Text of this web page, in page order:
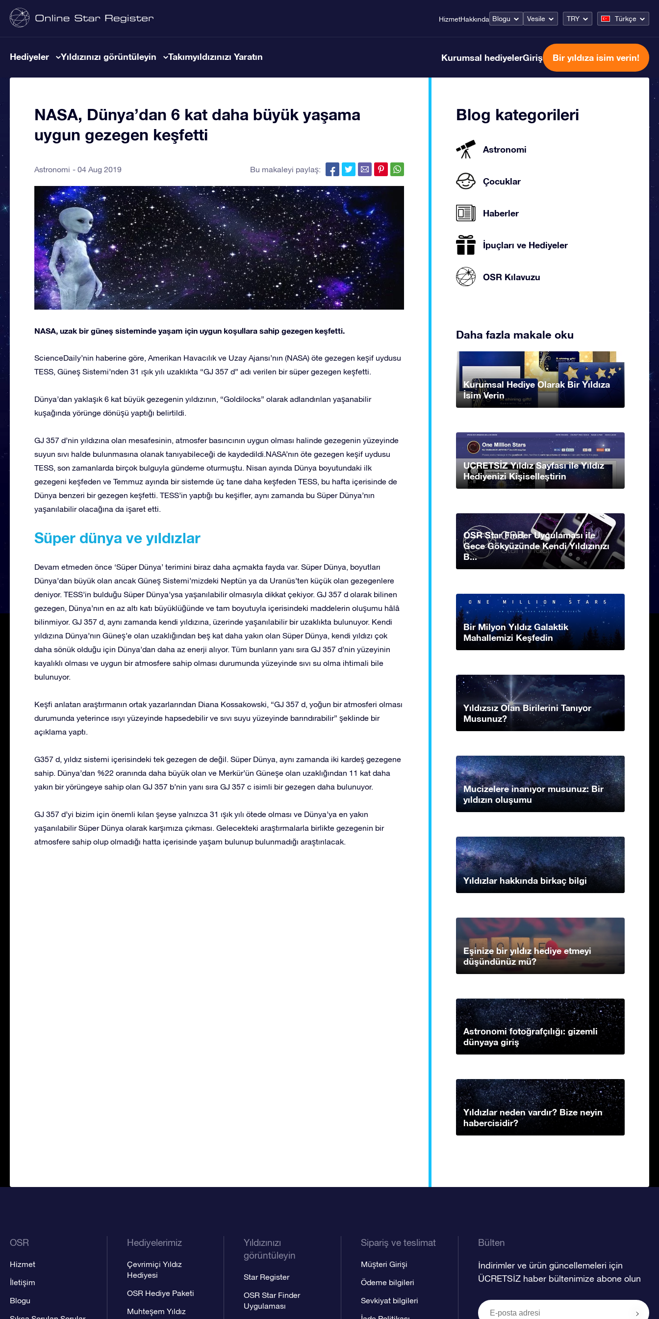
HizmetHakkında Blogu Vesile TRY Türkçe
Hediyeler Yıldızınızı görüntüleyin Takımyıldızınızı Yaratın Kurumsal hediyelerGiriş Bir yıldıza isim verin!
NASA, Dünya’dan 6 kat daha büyük yaşama
uygun gezegen keşfetti
Astronomi 04 Aug 2019 Bu makaleyi paylaş:
NASA, uzak bir güneş sisteminde yaşam için uygun koşullara sahip gezegen keşfetti.
ScienceDaily’nin haberine göre, Amerikan Havacılık ve Uzay Ajansı’nın (NASA) öte gezegen keşif uydusu
TESS, Güneş Sistemi’nden 31 ışık yılı uzaklıkta “GJ 357 d” adı verilen bir süper gezegen keşfetti.
Dünya’dan yaklaşık 6 kat büyük gezegenin yıldızının, “Goldilocks” olarak adlandırılan yaşanabilir
kuşağında yörünge dönüşü yaptığı belirtildi.
GJ 357 d’nin yıldızına olan mesafesinin, atmosfer basıncının uygun olması halinde gezegenin yüzeyinde
suyun sıvı halde bulunmasına olanak tanıyabileceği de kaydedildi.NASA’nın öte gezegen keşif uydusu
TESS, son zamanlarda birçok bulguyla gündeme oturmuştu. Nisan ayında Dünya boyutundaki ilk
gezegeni keşfeden ve Temmuz ayında bir sistemde üç tane daha keşfeden TESS, bu hafta içerisinde de
Dünya benzeri bir gezegen keşfetti. TESS’in yaptığı bu keşifler, aynı zamanda bu Süper Dünya’nın
yaşanılabilir olacağına da işaret etti.
Süper dünya ve yıldızlar
Devam etmeden önce ‘Süper Dünya’ terimini biraz daha açmakta fayda var. Süper Dünya, boyutları
Dünya’dan büyük olan ancak Güneş Sistemi’mizdeki Neptün ya da Uranüs’ten küçük olan gezegenlere
deniyor. TESS’in bulduğu Süper Dünya’ysa yaşanılabilir olmasıyla dikkat çekiyor. GJ 357 d olarak bilinen
gezegen, Dünya’nın en az altı katı büyüklüğünde ve tam boyutuyla içerisindeki maddelerin oluşumu hâlâ
bilinmiyor. GJ 357 d, aynı zamanda kendi yıldızına, üzerinde yaşanılabilir bir uzaklıkta bulunuyor. Kendi
yıldızına Dünya’nın Güneş’e olan uzaklığından beş kat daha yakın olan Süper Dünya, kendi yıldızı çok
daha sönük olduğu için Dünya’dan daha az enerji alıyor. Tüm bunların yanı sıra GJ 357 d’nin yüzeyinin
kayalıklı olması ve uygun bir atmosfere sahip olması durumunda yüzeyinde sıvı su olma ihtimali bile
bulunuyor.
Keşfi anlatan araştırmanın ortak yazarlarından Diana Kossakowski, “GJ 357 d, yoğun bir atmosferi olması
durumunda yeterince ısıyı yüzeyinde hapsedebilir ve sıvı suyu yüzeyinde barındırabilir” şeklinde bir
açıklama yaptı.
G357 d, yıldız sistemi içerisindeki tek gezegen de değil. Süper Dünya, aynı zamanda iki kardeş gezegene
sahip. Dünya’dan %22 oranında daha büyük olan ve Merkür’ün Güneşe olan uzaklığından 11 kat daha
yakın bir yörüngeye sahip olan GJ 357 b’nin yanı sıra GJ 357 c isimli bir gezegen daha bulunuyor.
GJ 357 d’yi bizim için önemli kılan şeyse yalnızca 31 ışık yılı ötede olması ve Dünya’ya en yakın
yaşanılabilir Süper Dünya olarak karşımıza çıkması. Gelecekteki araştırmalarla birlikte gezegenin bir
atmosfere sahip olup olmadığı hatta içerisinde yaşam bulunup bulunmadığı araştırılacak.
Blog kategorileri
Astronomi
Çocuklar
Haberler
İpuçları ve Hediyeler
OSR Kılavuzu
Daha fazla makale oku
Kurumsal Hediye Olarak Bir Yıldıza
İsim Verin
UCRETSİZ Yıldız Sayfası ile Yıldız
Hediyenizi Kişiselleştirin
OSR Star Finder Uygulaması ile
Gece Gökyüzünde Kendi Yıldızınızı
B...
Bir Milyon Yıldız Galaktik
Mahallemizi Keşfedin
Yıldızsız Olan Birilerini Tanıyor
Musunuz?
Mucizelere inanıyor musunuz: Bir
yıldızın oluşumu
Yıldızlar hakkında birkaç bilgi
Eşinize bir yıldız hediye etmeyi
düşündünüz mü?
Astronomi fotoğrafçılığı: gizemli
dünyaya giriş
Yıldızlar neden vardır? Bize neyin
habercisidir?
OSR
Hizmet
İletişim
Blogu
Hediyelerimiz
Çevrimiçi Yıldız
Hediyesi
OSR Hediye Paketi
Muhteşem Yıldız
Yıldızınızı
görüntüleyin
Star Register
OSR Star Finder
Uygulaması
Sipariş ve teslimat
Müşteri Girişi
Ödeme bilgileri
Sevkiyat bilgileri
Bülten
İndirimler ve ürün güncellemeleri için
ÜCRETSİZ haber bültenimize abone olun